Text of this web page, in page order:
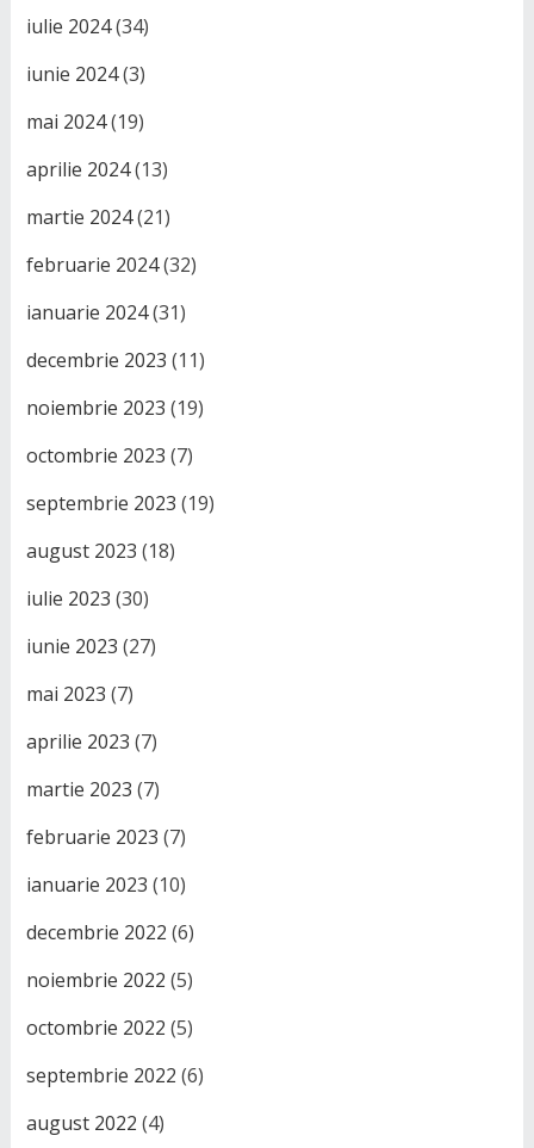
iulie 2024(34)
iunie 2024(3)
mai 2024(19)
aprilie 2024(13)
martie 2024(21)
februarie 2024(32)
ianuarie 2024(31)
decembrie 2023 (11)
noiembrie 2023 (19)
octombrie 2023 (7)
septembrie 2023 (19)
august 2023 (18)
iulie 2023 (30)
iunie 2023 (27)
mai 2023 (7)
aprilie 2023 (7)
martie 2023 (7)
februarie 2023 (7)
ianuarie 2023 (10)
decembrie 2022 (6)
noiembrie 2022 (5)
octombrie 2022 (5)
septembrie 2022 (6)
august 2022 (4)